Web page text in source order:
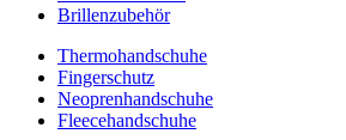
Brillenzubehör
Thermohandschuhe
Fingerschutz
Neoprenhandschuhe
Fleecehandschuhe